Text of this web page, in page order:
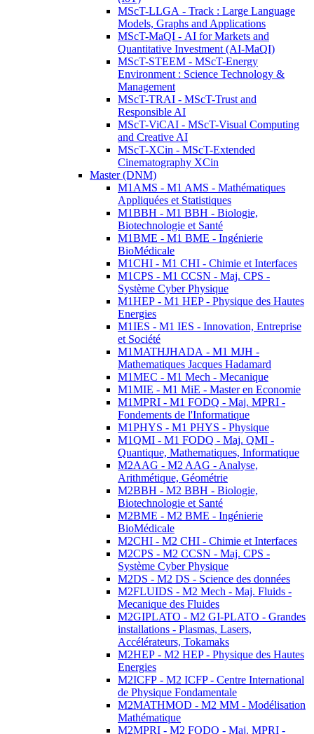
MScT-LLGA - Track : Large Language
Models, Graphs and Applications
MScT-MaQI - AI for Markets and
Quantitative Investment (AI-MaQI)
MScT-STEEM - MScT-Energy
Environment : Science Technology &
Management
MScT-TRAI - MScT-Trust and
Responsible AI
MScT-ViCAI - MScT-Visual Computing
and Creative AI
MScT-XCin - MScT-Extended
Cinematography XCin
Master (DNM)
M1AMS - M1 AMS - Mathématiques
Appliquées et Statistiques
M1BBH - M1 BBH - Biologie,
Biotechnologie et Santé
M1BME - M1 BME - Ingénierie
BioMédicale
M1CHI - M1 CHI - Chimie et Interfaces
M1CPS - M1 CCSN - Maj. CPS -
Système Cyber Physique
M1HEP - M1 HEP - Physique des Hautes
Energies
M1IES - M1 IES - Innovation, Entreprise
et Société
M1MATHJHADA - M1 MJH -
Mathematiques Jacques Hadamard
M1MEC - M1 Mech - Mecanique
M1MIE - M1 MiE - Master en Economie
M1MPRI - M1 FODQ - Maj. MPRI -
Fondements de l'Informatique
M1PHYS - M1 PHYS - Physique
M1QMI - M1 FODQ - Maj. QMI -
Quantique, Mathematiques, Informatique
M2AAG - M2 AAG - Analyse,
Arithmétique, Géométrie
M2BBH - M2 BBH - Biologie,
Biotechnologie et Santé
M2BME - M2 BME - Ingénierie
BioMédicale
M2CHI - M2 CHI - Chimie et Interfaces
M2CPS - M2 CCSN - Maj. CPS -
Système Cyber Physique
M2DS - M2 DS - Science des données
M2FLUIDS - M2 Mech - Maj. Fluids -
Mecanique des Fluides
M2GIPLATO - M2 GI-PLATO - Grandes
installations - Plasmas, Lasers,
Accélérateurs, Tokamaks
M2HEP - M2 HEP - Physique des Hautes
Energies
M2ICFP - M2 ICFP - Centre International
de Physique Fondamentale
M2MATHMOD - M2 MM - Modélisation
Mathématique
M2MPRI - M2 FODQ - Maj. MPRI -